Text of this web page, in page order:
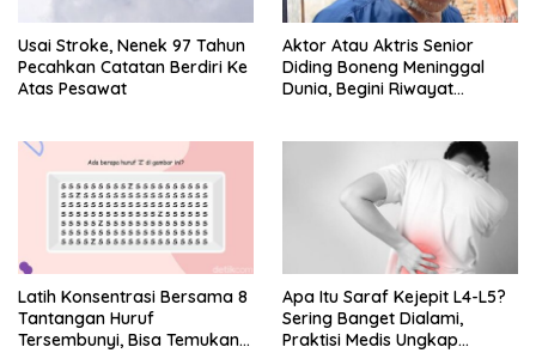
Usai Stroke, Nenek 97 Tahun
Pecahkan Catatan Berdiri Ke
Atas Pesawat
Aktor Atau Aktris Senior
Diding Boneng Meninggal
Dunia, Begini Riwayat
Latih Konsentrasi Bersama 8
Tantangan Huruf
Tersembunyi, Bisa Temukan
Apa Itu Saraf Kejepit L4-L5?
Sering Banget Dialami,
Praktisi Medis Ungkap